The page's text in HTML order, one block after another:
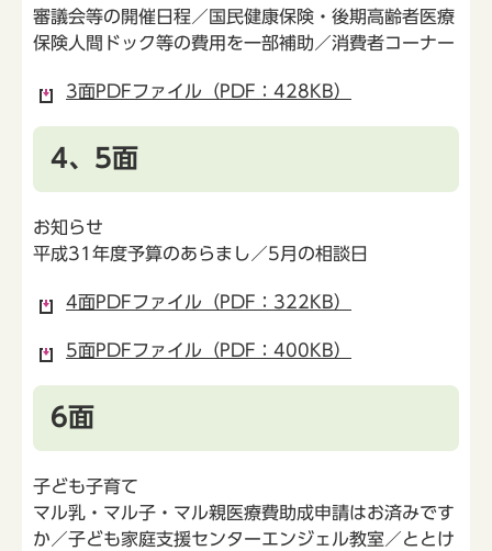
審議会等の開催日程／国民健康保険・後期高齢者医療
保険人間ドック等の費用を一部補助／消費者コーナー
3面PDFファイル（PDF：428KB）
4、5面
お知らせ
平成31年度予算のあらまし／5月の相談日
4面PDFファイル（PDF：322KB）
5面PDFファイル（PDF：400KB）
6面
子ども子育て
マル乳・マル子・マル親医療費助成申請はお済みです
か／子ども家庭支援センターエンジェル教室／ととけ